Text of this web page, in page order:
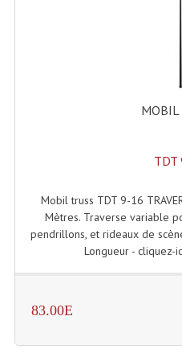
Lecteurs Double
Lecteurs Lasers
Digital
MOBIL
TDT
Mobil truss TDT 9-16
Mètres. Traverse variable
pendrillons, et rideaux de
Longueur - cliquez-
83.00E